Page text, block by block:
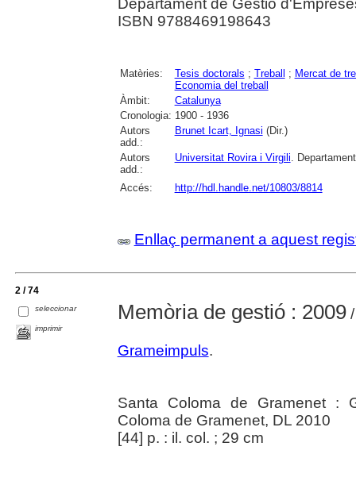
Departament de Gestió
ISBN 9788469198643
Matèries: Tesis doctorals ; Treball ; Mercat de
Economia del treball
Àmbit:
Catalunya
Cronologia: 1900 - 1936
Autors
add.:
Brunet Icart, Ignasi (Dir.)
Autors
add.:
Universitat Rovira i Virgili .
Accés: http://hdl.handle.net/10803/8814
Enllaç permanent a aquest
2 / 74
seleccionar
imprimir
Memòria de gestió : 2009/
Grameimpuls.
Santa Coloma de Gramenet :
Coloma de Gramenet, DL 2010
[44] p. : il. col. ; 29 cm